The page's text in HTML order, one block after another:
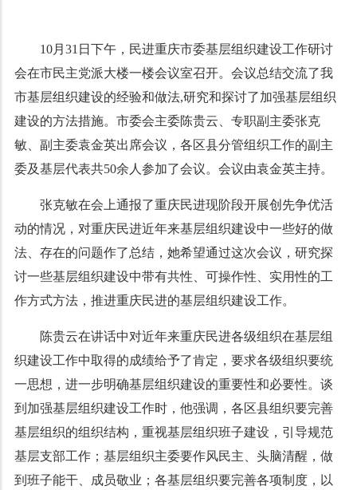
10月31日下午，民进重庆市委基层组织建设工作研讨
会在市民主党派大楼一楼会议室召开。会议总结交流了我
市基层组织建设的经验和做法,研究和探讨了加强基层组织
建设的方法措施。市委会主委陈贵云、专职副主委张克
敏、副主委袁金英出席会议，各区县分管组织工作的副主
委及基层代表共50余人参加了会议。会议由袁金英主持。
张克敏在会上通报了重庆民进现阶段开展创先争优活
动的情况，对重庆民进近年来基层组织建设中一些好的做
法、存在的问题作了总结，她希望通过这次会议，研究探
讨一些基层组织建设中带有共性、可操作性、实用性的工
作方式方法，推进重庆民进的基层组织建设工作。
陈贵云在讲话中对近年来重庆民进各级组织在基层组
织建设工作中取得的成绩给予了肯定，要求各级组织要统
一思想，进一步明确基层组织建设的重要性和必要性。谈
到加强基层组织建设工作时，他强调，各区县组织要完善
基层组织的组织结构，重视基层组织班子建设，引导规范
基层支部工作；基层组织主委要作风民主、头脑清醒，做
到班子能干、成员敬业；各基层组织要完善各项制度，以